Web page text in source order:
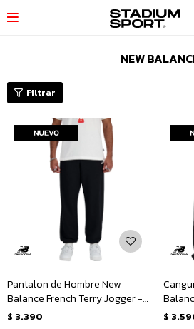

NEW
Pantalon de Hombre New
Balance French Terry Jogger -
Negro
$ 3.390 $